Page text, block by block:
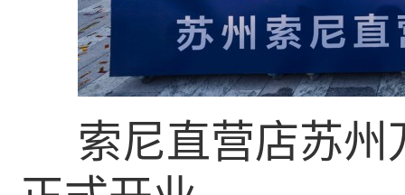
索尼直营店苏州